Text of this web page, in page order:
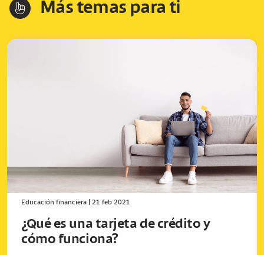
hand-index Más temas para ti
Educación financiera 21 feb 2021
¿Qué es una tarjeta de crédito y
cómo funciona?